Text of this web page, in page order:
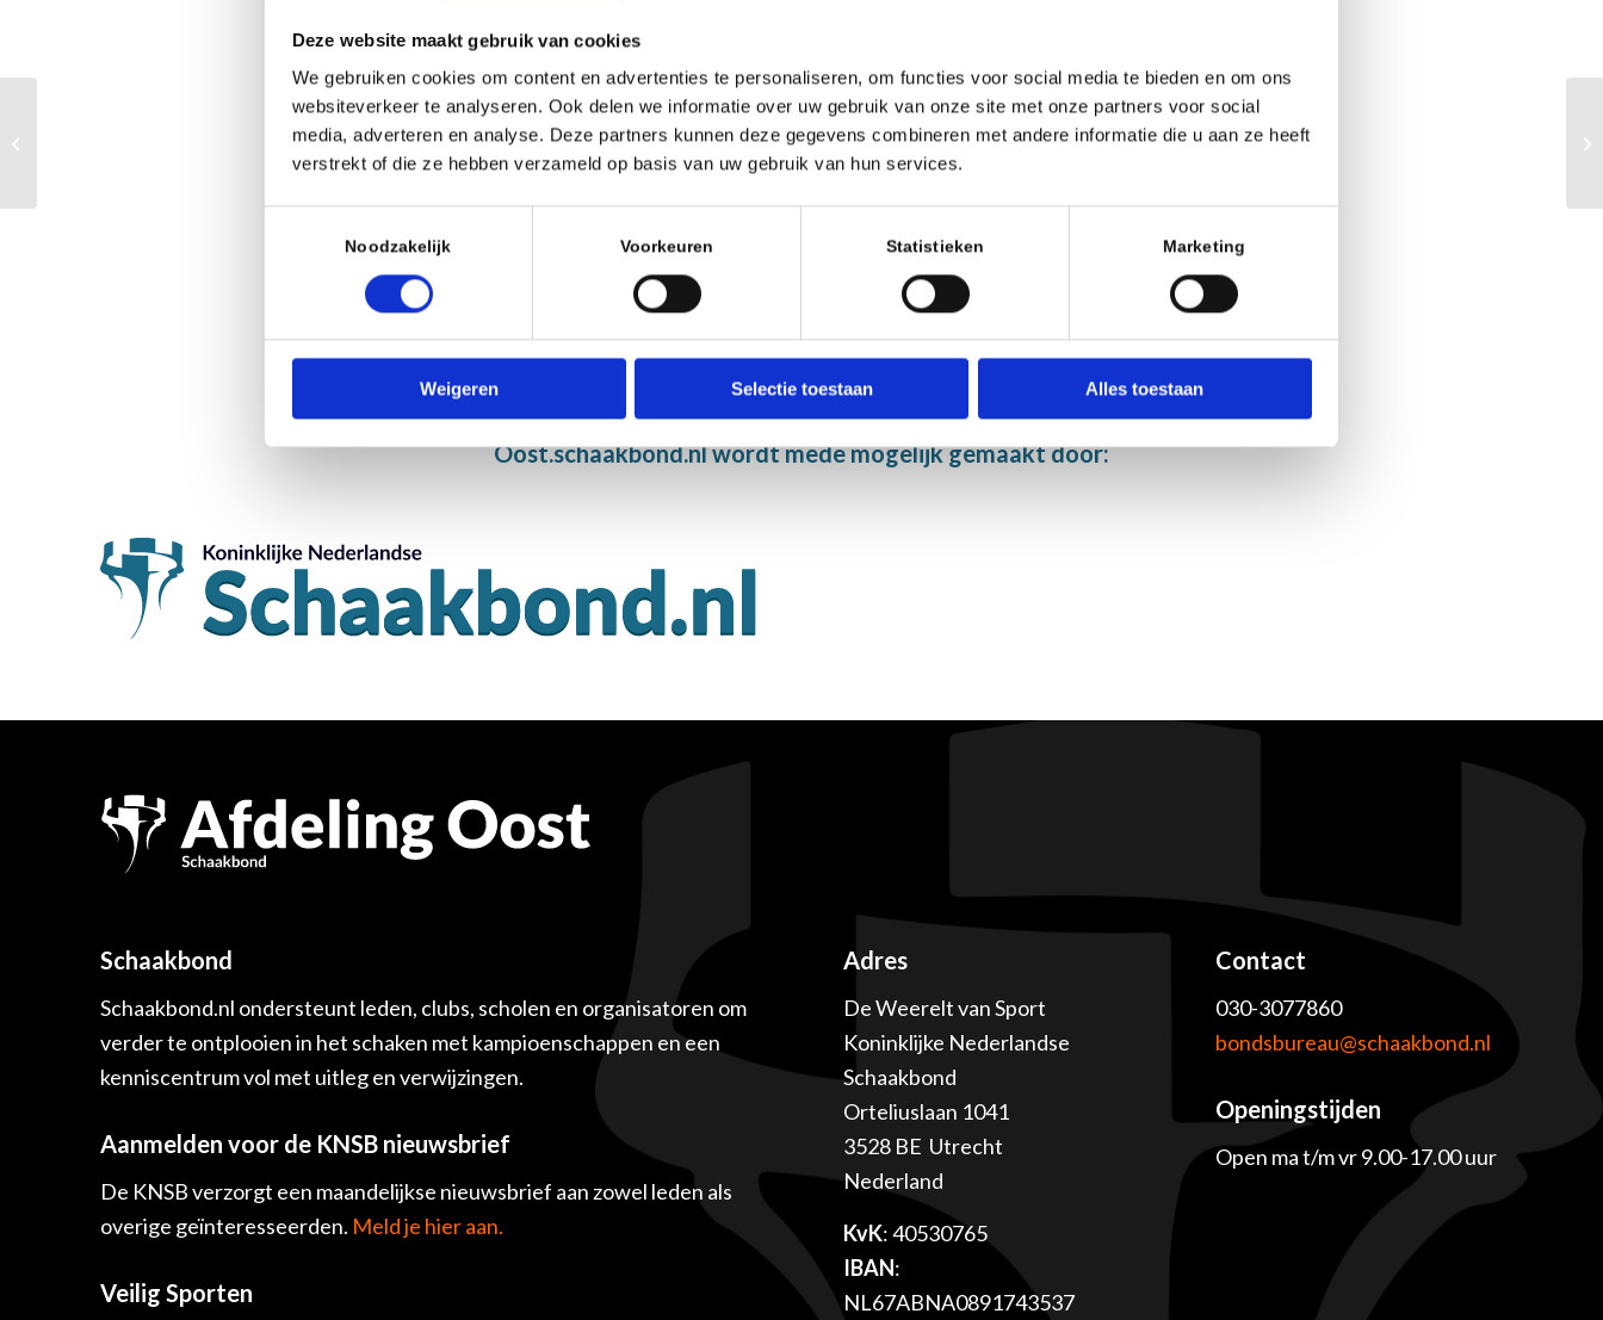
Deze website maakt gebruik van cookies
We gebruiken cookies om content en advertenties te personaliseren, om functies voor social media te bieden en om ons
websiteverkeer te analyseren. Ook delen we informatie over uw gebruik van onze site met onze partners voor social
media, adverteren en analyse. Deze partners kunnen deze gegevens combineren met andere informatie die u aan ze heeft
verstrekt of die ze hebben verzameld op basis van uw gebruik van hun services.
Noodzakelijk Voorkeuren Statistieken Marketing
Weigeren Selectie toestaan Alles toestaan
Categorie
Niet uitgelicht,Schaakkalender
Deel dit stuk
Oost.schaakbond.nl wordt mede mogelijk gemaakt door:
Schaakbond
Schaakbond.nl ondersteunt leden, clubs, scholen en organisatoren om
verder te ontplooien in het schaken met kampioenschappen en een
kenniscentrum vol met uitleg en verwijzingen.
Aanmelden voor de KNSB nieuwsbrief
De KNSB verzorgt een maandelijkse nieuwsbrief aan zowel leden als
overige geïnteresseerden. Meld je hier aan.
Veilig Sporten
Adres
De Weerelt van Sport
Koninklijke Nederlandse
Schaakbond
Orteliuslaan 1041
3528 BE Utrecht
Nederland
KvK: 40530765
IBAN:
NL67ABNA0891743537
Contact
030-3077860
bondsbureau@schaakbond.nl
Openingstijden
Open ma t/m vr 9.00-17.00 uur